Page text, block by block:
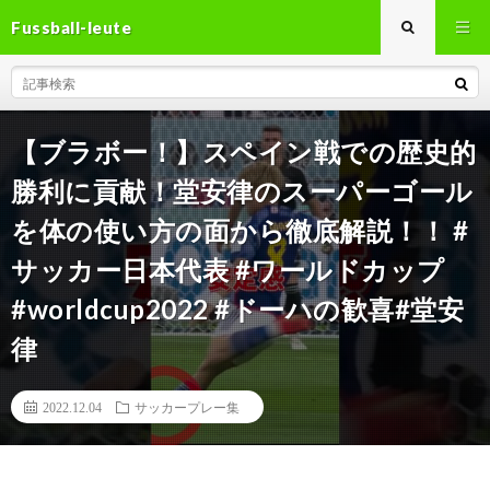
Fussball-leute
【ブラボー！】スペイン戦での歴史的
勝利に貢献！堂安律のスーパーゴール
を体の使い方の面から徹底解説！！ #
サッカー日本代表 #ワールドカップ
#worldcup2022 #ドーハの歓喜#堂安
律
2022.12.04 サッカープレー集